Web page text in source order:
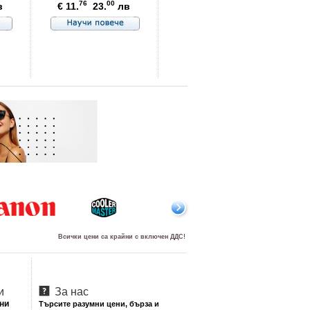
€ 11.7623.00 лв
Всички цени са крайни с включен ДДС!
За нас
Търсите разумни цени, бърза и